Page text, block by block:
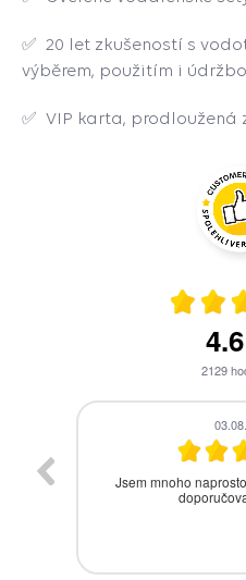
✅ 20 let zkušeností s
výběrem, použitím i
✅ VIP karta, prodloužená
4.6
2129
Bezproblémová
drobného